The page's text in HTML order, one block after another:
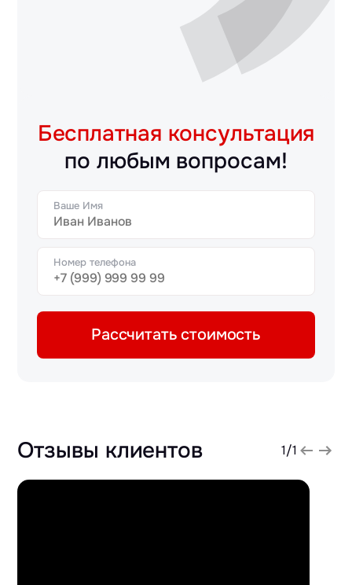
Бесплатная консультация
по любым вопросам!
Ваше Имя
Номер телефона
Рассчитать стоимость
Отзывы клиентов 1/1